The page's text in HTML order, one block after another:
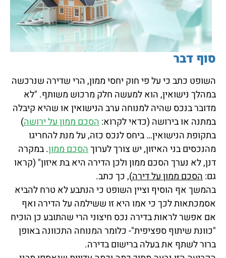
סוף דבר
השופט כתב כי על פי חוק יחסי ממון, הרי שדירה שנרכשה
במהלך נישואין, הוא למעשה חלק מרכוש משותף. "לא
מדובר בנכס שהיה למנוחה ערב הנישואין או שהיא קיבלה
במתנה או בירושה (כדאי לקרוא:הסכם ממון על ירושה)
בתקופת הנישואין… ביחס לנכס כזה, על מנת להחריגו
מהנכסים בני האיזון, יש צורך לערוךהסכם ממון. במקרה
דנן, לא נערך הסכם ממון ולכן הדירה היא בת איזון" (קראו
גם:הסכם ממון על דירה), כך כתב.
בהמשך אף הוסיף וציין השופט כי הנתבע לא טרח להביא
אסמכתאות לכך כי אמו היא זו ששילמה על הדירה ואף
אם אפשר לראות בדירה נכס חיצוני הרי שהתובע כן הוכיח
"כוונת שיתוף ספציפית"- כלומר המנוחה התכוונה באופן
ברור לשתף את בעלה ברישום בדירה.